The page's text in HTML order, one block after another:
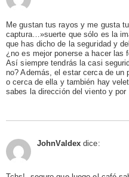
Me gustan tus rayos y me gusta
captura…»suerte que sólo es la
que has dicho de la seguridad y
¿no es mejor ponerse a hacer las
Así siempre tendrás la casi
no? Además, el estar cerca de un
o cerca de ella y también hay
sabes la dirección del viento y por
JohnValdex dice: